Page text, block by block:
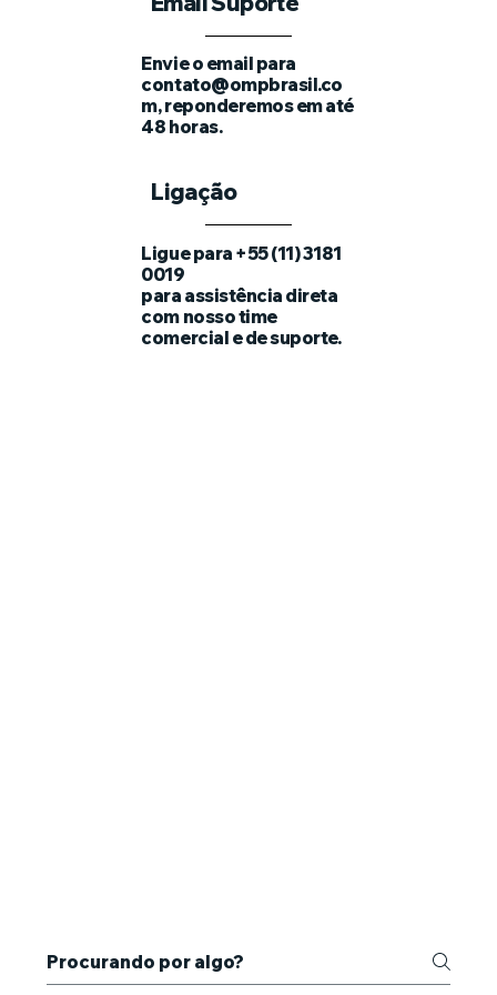
Envie o email para
contato@ompbrasil.co
m, reponderemos em até
48 horas.
Ligação
Ligue para +55 (11) 3181
0019
para assistência direta
com nosso time
comercial e de suporte.